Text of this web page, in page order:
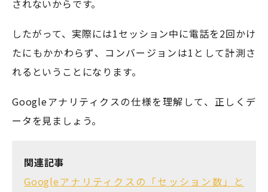
されないからです。
したがって、実際には1セッション中に電話を2回かけ
たにもかかわらず、コンバージョンは1として計測さ
れるということになります。
Googleアナリティクスの仕様を理解して、正しくデ
ータを見ましょう。
関連記事
Googleアナリティクスの「セッション数」と